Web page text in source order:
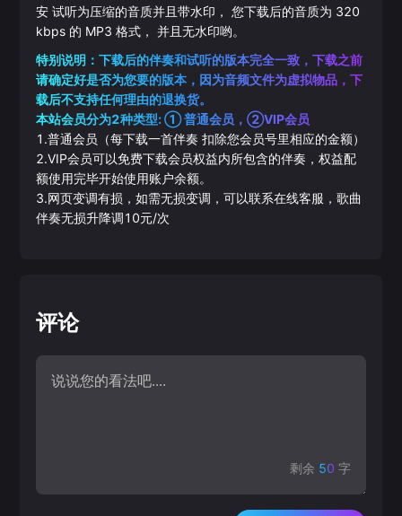
安 试听为压缩的音质并且带水印， 您下载后的音质为 320
kbps 的 MP3 格式， 并且无水印哟。
特别说明：下载后的伴奏和试听的版本完全一致，下载之前
请确定好是否为您要的版本，因为音频文件为虚拟物品，下
载后不支持任何理由的退换货。
本站会员分为2种类型: ① 普通会员，②VIP会员
1.普通会员（每下载一首伴奏 扣除您会员号里相应的金额）
2.VIP会员可以免费下载会员权益内所包含的伴奏，权益配
额使用完毕开始使用账户余额。
3.网页变调有损，如需无损变调，可以联系在线客服，歌曲
伴奏无损升降调10元/次
评论
剩余 50 字